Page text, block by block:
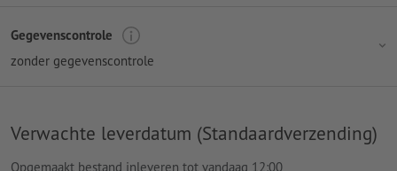
Gegevenscontrole
zonder gegevenscontrole
Verwachte leverdatum (Standaardverzending)
Opgemaakt bestand inleveren tot vandaag 12:00